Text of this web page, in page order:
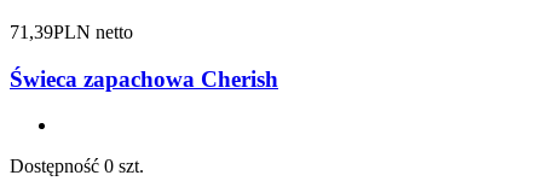
71,39PLN netto
Świeca zapachowa Cherish
Dostępność 0 szt.